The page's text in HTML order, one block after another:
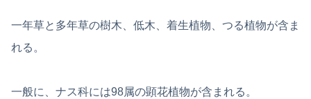
一年草と多年草の樹木、低木、着生植物、つる植物が含ま
れる。
一般に、ナス科には98属の顕花植物が含まれる。